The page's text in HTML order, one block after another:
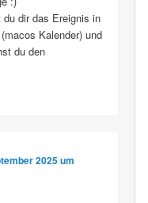
dir das Ereignis in
Kalender) und
du den
2025 um